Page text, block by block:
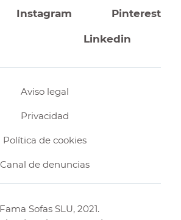
Instagram Pinterest
Linkedin
Sofas SLU, 2021.
Aviso legal
Privacidad
Política de cookies
Canal de denuncias